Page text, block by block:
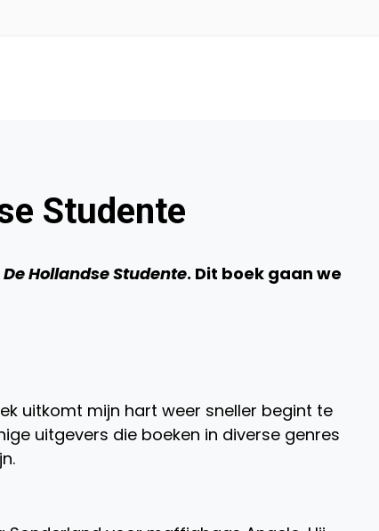
Studente
De Hollandse Studente. Dit boek gaan we
uitkomt mijn hart weer sneller begint te
uitgevers die boeken in diverse genres